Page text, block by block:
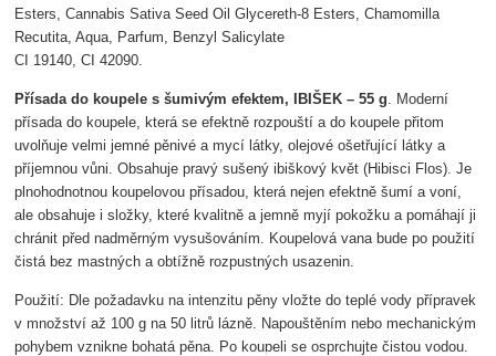
Esters, Cannabis Sativa Seed Oil Glycereth-8 Esters, Chamomilla
Recutita, Aqua, Parfum, Benzyl Salicylate
CI 19140, CI 42090.
Přísada do koupele s šumivým efektem, IBIŠEK – 55 g. Moderní
přísada do koupele, která se efektně rozpouští a do koupele přitom
uvolňuje velmi jemné pěnivé a mycí látky, olejové ošetřující látky a
příjemnou vůni. Obsahuje pravý sušený ibiškový květ (Hibisci Flos). Je
plnohodnotnou koupelovou přísadou, která nejen efektně šumí a voní,
ale obsahuje i složky, které kvalitně a jemně myjí pokožku a pomáhají ji
chránit před nadměrným vysušováním. Koupelová vana bude po použití
čistá bez mastných a obtížně rozpustných usazenin.
Použití: Dle požadavku na intenzitu pěny vložte do teplé vody přípravek
v množství až 100 g na 50 litrů lázně. Napouštěním nebo mechanickým
pohybem vznikne bohatá pěna. Po koupeli se osprchujte čistou vodou.